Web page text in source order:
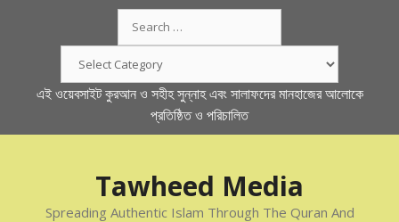
for:
এই ওয়েবসাইট কুরআন ও সহীহ সুন্নাহ এবং সালাফদের মানহাজের আলোকে
প্রতিষ্ঠিত ও পরিচালিত
Tawheed Media
Spreading Authentic Islam Through The Quran And